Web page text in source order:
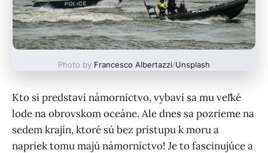
Photo by Francesco Albertazzi/Unsplash
Kto si predstaví námorníctvo, vybaví sa mu veľké
lode na obrovskom oceáne. Ale dnes sa pozrieme na
sedem krajín, ktoré sú bez prístupu k moru a
napriek tomu majú námorníctvo! Je to fascinujúce a